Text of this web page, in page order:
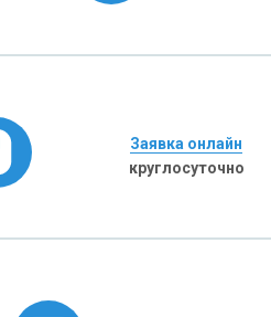
Заявка онлайн
круглосуточно